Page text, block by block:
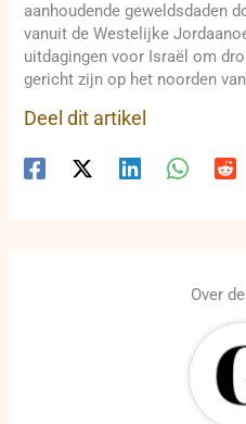
aanhoudende geweldsdaden
vanuit de Westelijke
uitdagingen voor Israël om
gericht zijn op het noorden
Deel dit artikel
Over